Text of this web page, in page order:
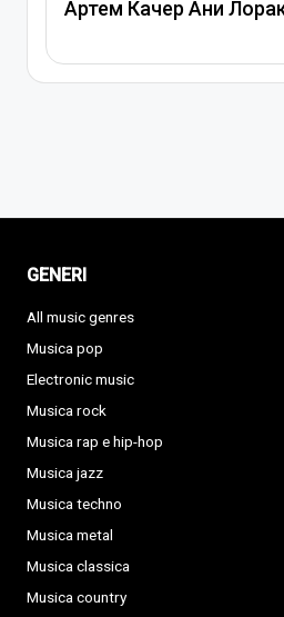
Артем Качер Ани
GENERI
All music genres
Musica pop
Electronic music
Musica rock
Musica rap e hip-hop
Musica jazz
Musica techno
Musica metal
Musica classica
Musica country